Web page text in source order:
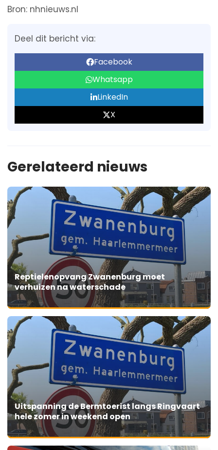
Bron: nhnieuws.nl
Deel dit bericht via:
Facebook
Whatsapp
LinkedIn
X
Gerelateerd nieuws
Reptielenopvang Zwanenburg moet
verhuizen na waterschade
Uitspanning de Bermtoerist langs Ringvaart
hele zomer in weekend open